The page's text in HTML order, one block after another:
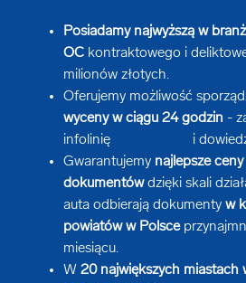
Posiadamy najwyższą w
OC kontraktowego i
milionów złotych.
Oferujemy możliwość
wyceny w ciągu 24 godzin -
infolinię
i
Gwarantujemy najlepsze
dokumentówdzięki skali
auta odbierają dokumenty w
powiatów w Polsce
miesiącu.
W 20 największych miastach